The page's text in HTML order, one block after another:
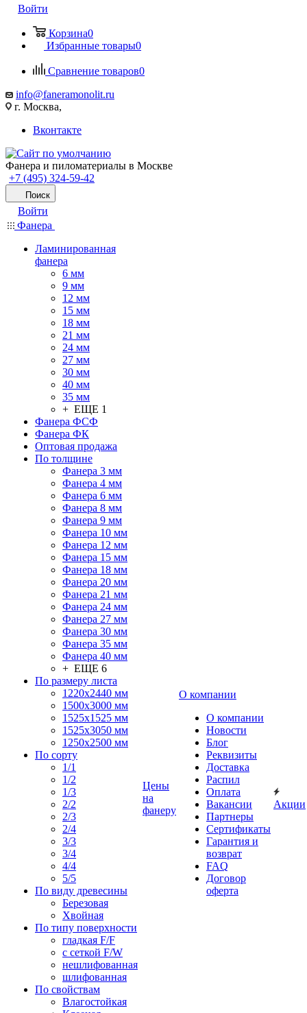
Войти
Корзина0
Избранные товары0
Сравнение товаров0
info@faneramonolit.ru
г. Москва,
Вконтакте
Фанера и пиломатериалы в Москве
+7 (495) 324-59-42
Поиск
Войти
Фанера
Ламинированная
фанера
6 мм
9 мм
12 мм
15 мм
18 мм
21 мм
24 мм
27 мм
30 мм
40 мм
35 мм
+ ЕЩЕ 1
Фанера ФСФ
Фанера ФК
Оптовая продажа
По толщине
Фанера 3 мм
Фанера 4 мм
Фанера 6 мм
Фанера 8 мм
Фанера 9 мм
Фанера 10 мм
Фанера 12 мм
Фанера 15 мм
Фанера 18 мм
Фанера 20 мм
Фанера 21 мм
Фанера 24 мм
Фанера 27 мм
Фанера 30 мм
Фанера 35 мм
Фанера 40 мм
+ ЕЩЕ 6
По размеру листа
1220х2440 мм
1500х3000 мм
1525x1525 мм
1525х3050 мм
1250х2500 мм
По сорту
1/1
1/2
1/3
2/2
2/3
2/4
3/3
3/4
4/4
5/5
По виду древесины
Березовая
Хвойная
По типу поверхности
гладкая F/F
с сеткой F/W
нешлифованная
шлифованная
По свойствам
Влагостойкая
Цены
на
фанеру
О компании
О компании
Новости
Блог
Реквизиты
Доставка
Распил
Оплата
Вакансии
Партнеры
Сертификаты
Гарантия и
возврат
FAQ
Договор
оферта
Акции